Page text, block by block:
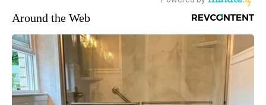
Around the Web